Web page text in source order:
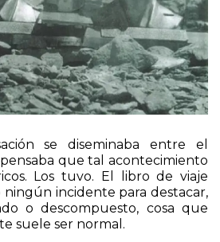
se diseminaba entre el
que tal acontecimiento
Los tuvo. El libro de viaje
incidente para destacar,
o descompuesto, cosa que